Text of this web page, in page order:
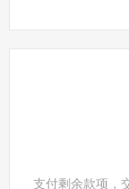
支付剩余款项，